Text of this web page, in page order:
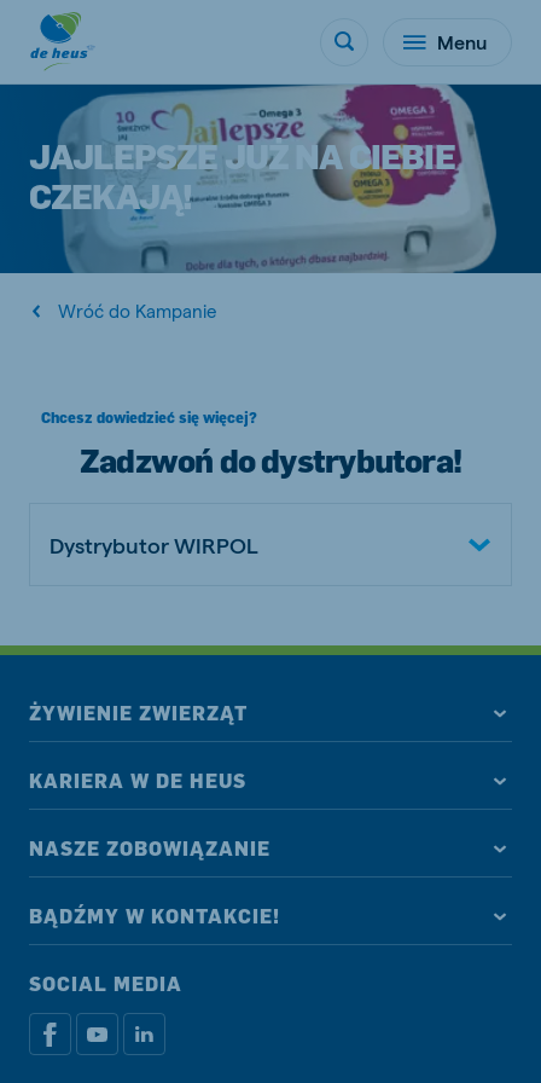
Menu
JAJLEPSZE JUŻ NA CIEBIE
CZEKAJĄ!
Wróć do Kampanie
Chcesz dowiedzieć się więcej?
Zadzwoń do dystrybutora!
Dystrybutor WIRPOL
ŻYWIENIE ZWIERZĄT
KARIERA W DE HEUS
NASZE ZOBOWIĄZANIE
BĄDŹMY W KONTAKCIE!
SOCIAL MEDIA